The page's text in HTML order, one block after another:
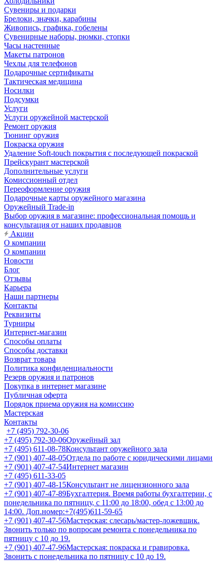
Сувениры и подарки
Брелоки, значки, карабины
Живопись, графика, гобелены
Сувенирные наборы, рюмки, стопки
Часы настенные
Макеты патронов
Чехлы для телефонов
Подарочные сертификаты
Тактическая медицина
Носилки
Подсумки
Услуги
Услуги оружейной мастерской
Ремонт оружия
Тюнинг оружия
Покраска оружия
Удаление Soft-touch покрытия с последующей покраской
Прейскурант мастерской
Дополнительные услуги
Комиссионный отдел
Переоформление оружия
Подарочные карты оружейного магазина
Оружейный Trade-in
Выбор оружия в магазине: профессиональная помощь и
консультация от наших продавцов
Акции
О компании
О компании
Новости
Блог
Отзывы
Карьера
Наши партнеры
Контакты
Реквизиты
Турниры
Интернет-магазин
Способы оплаты
Способы доставки
Возврат товара
Политика конфиденциальности
Резерв оружия и патронов
Покупка в интернет магазине
Публичная оферта
Порядок приема оружия на комиссию
Мастерская
Контакты
+7 (495) 792-30-06
+7 (495) 792-30-06Оружейный зал
+7 (495) 611-08-78Консультант оружейного зала
+7 (901) 407-48-05Отдела по работе с юридическими лицами
+7 (901) 407-47-54Интернет магазин
+7 (495) 611-33-05
+7 (901) 407-48-15Консультант не лицензионного зала
+7 (901) 407-47-89Бухгалтерия. Время работы бухгалтерии, с
понедельника по пятницу, с 11:00 до 18:00, обед с 13:00 до
14:00. Доп.номер:+7(495)611-59-65
+7 (901) 407-47-56Мастерская: слесарь/мастер-ложевщик.
Звонить только по вопросам ремонта с понедельника по
пятницу с 10 до 19.
+7 (901) 407-47-96Мастерская: покраска и гравировка.
Звонить с понедельника по пятницу с 10 до 19.